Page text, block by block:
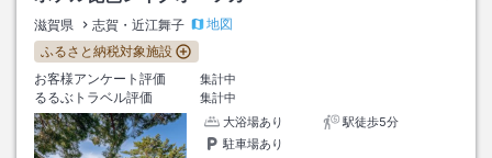
滋賀県 志賀・近江舞子
地図
ふるさと納税対象施設
お客様アンケート評価
集計中
るるぶトラベル評価
集計中
大浴場あり
駅徒歩5分
駐車場あり